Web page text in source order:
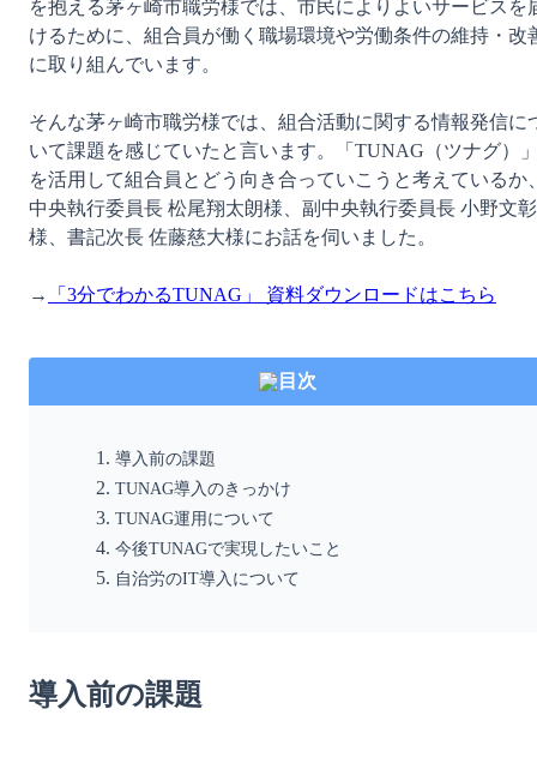
を抱える茅ヶ崎市職労様では、市民によりよいサービスを
けるために、組合員が働く職場環境や労働条件の維持・改
に取り組んでいます。
そんな茅ヶ崎市職労様では、組合活動に関する情報発信に
いて課題を感じていたと言います。「TUNAG（ツナグ）
を活用して組合員とどう向き合っていこうと考えているか
中央執行委員長 松尾翔太朗様、副中央執行委員長 小野文彰
様、書記次長 佐藤慈大様にお話を伺いました。
→ 「3分でわかるTUNAG」 資料ダウンロードはこちら
目次
導入前の課題
TUNAG導入のきっかけ
TUNAG運用について
今後TUNAGで実現したいこと
自治労のIT導入について
導入前の課題